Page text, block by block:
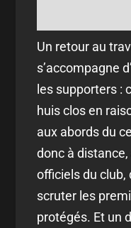
Un retour au
s’accompagne
les supporters :
huis clos en
aux abords du
donc à
officiels du club,
scruter les
protégés. Et un